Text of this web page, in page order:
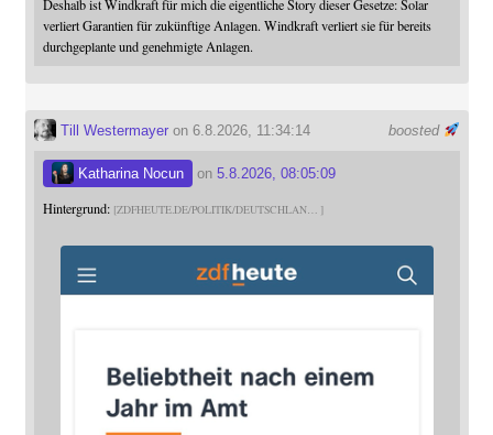
Deshalb ist Windkraft für mich die eigentliche Story dieser Gesetze: Solar
verliert Garantien für zukünftige Anlagen. Windkraft verliert sie für bereits
durchgeplante und genehmigte Anlagen.
boosted
Till Westermayeron 6.8.2026, 11:34:14
Katharina Nocun on 5.8.2026, 08:05:09
Hintergrund: ZDFHEUTE.DE/POLITIK/DEUTSCHLAN